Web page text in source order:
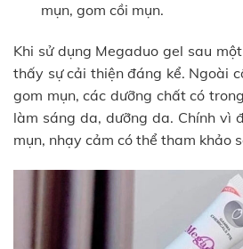
mụn, gom cồi mụn.
Khi sử dụng Megaduo gel sau
thấy sự cải thiện đáng kể. Ngoài
gom mụn, các dưỡng chất có
làm sáng da, dưỡng da. Chính vì
mụn, nhạy cảm có thể tham khảo